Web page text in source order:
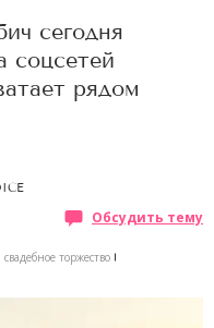
сегодня
соцсетей
рядом
Обсудить тему
свадебное торжество